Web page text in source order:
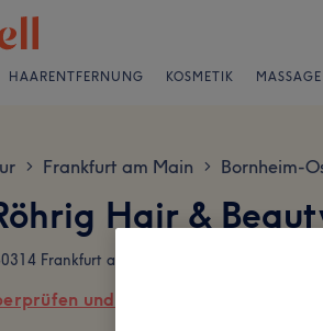
HAARENTFERNUNG KOSMETIK MASSAGE
> Frankfurt am Main > Bornheim-
Hair &
Frankfurt am Main
und online buchen